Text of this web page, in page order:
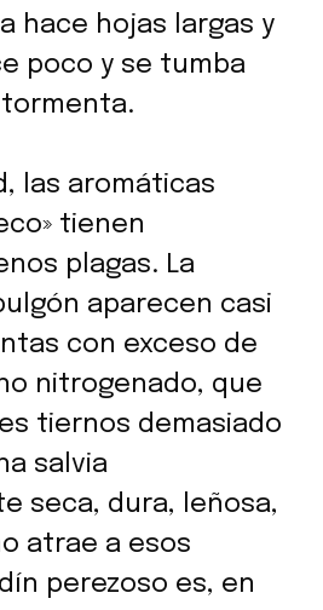
hace hojas largas y
poco y se tumba
las aromáticas
tienen
plagas. La
aparecen casi
con exceso de
nitrogenado, que
tiernos demasiado
salvia
seca, dura, leñosa,
atrae a esos
perezoso es, en